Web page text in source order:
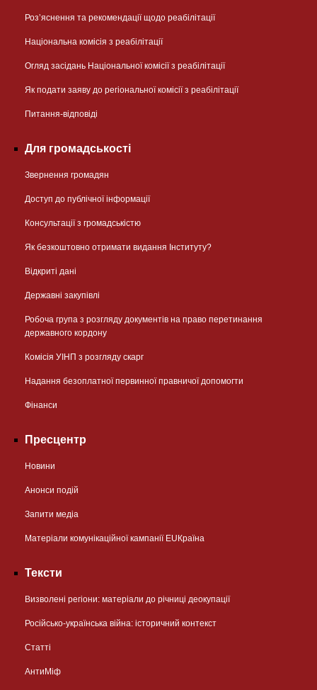
Розʼяснення та рекомендації щодо реабілітації
Національна комісія з реабілітації
Огляд засідань Національної комісії з реабілітації
Як подати заяву до регіональної комісії з реабілітації
Питання-відповіді
Для громадськості
Звернення громадян
Доступ до публічної інформації
Консультації з громадськістю
Як безкоштовно отримати видання Інституту?
Відкриті дані
Державні закупівлі
Робоча група з розгляду документів на право перетинання
державного кордону
Комісія УІНП з розгляду скарг
Надання безоплатної первинної правничої допомогти
Фінанси
Пресцентр
Новини
Анонси подій
Запити медіа
Матеріали комунікаційної кампанії EUКраїна
Тексти
Визволені регіони: матеріали до річниці деокупації
Російсько-українська війна: історичний контекст
Статті
АнтиМіф